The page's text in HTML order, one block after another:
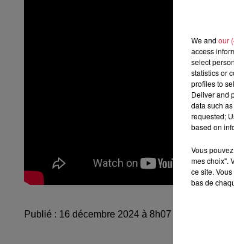
Publié : 16 décembre 2024 à 8h07 - Modifié :
We and our
access
select
statistics or
profiles to
Deliver and
data such
requested;
based on
Vous
mes choix".
ce site.
bas de